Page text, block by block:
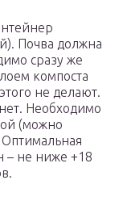
Почва должна
сразу же
компоста
не делают.
Необходимо
(можно
Оптимальная
– не ниже +18